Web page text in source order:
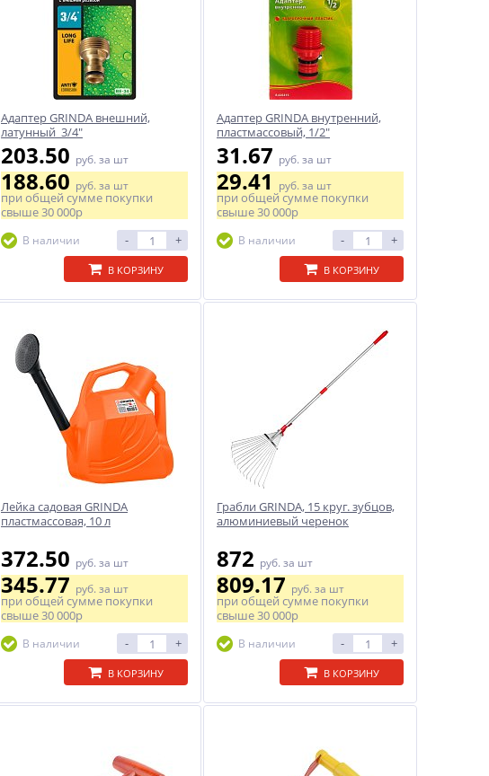
Адаптер GRINDA внешний,
латунный 3/4"
203.50 руб. за шт
188.60руб. за шт
при общей сумме покупки
свыше30 000р
В наличии - +
В КОРЗИНУ
Адаптер GRINDA внутренний,
пластмассовый, 1/2"
31.67 руб. за шт
29.41руб. за шт
при общей сумме покупки
свыше30 000р
В наличии - +
В КОРЗИНУ
Лейка садовая GRINDA
пластмассовая, 10 л
372.50 руб. за шт
345.77руб. за шт
при общей сумме покупки
свыше30 000р
В наличии - +
В КОРЗИНУ
Грабли GRINDA, 15 круг. зубцов,
алюминиевый черенок
872 руб. за шт
809.17руб. за шт
при общей сумме покупки
свыше30 000р
В наличии - +
В КОРЗИНУ